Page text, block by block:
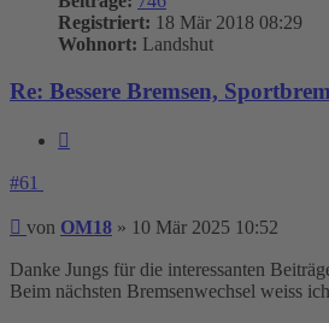
Registriert: 18 Mär 2018 08:29
Wohnort: Landshut
Re: Bessere Bremsen,
#61
Beitrag
von OM18 » 10 Mär 2025 10:52
Danke Jungs für die interessanten
Beim nächsten Bremsenwechsel weiss